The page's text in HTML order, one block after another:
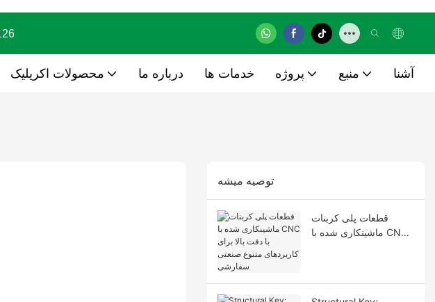
محصولات اکریلیک درباره ما خدمات ها پروژه منبع آشنا
توصيه ميشه
قطعات پلی کربنات
ماشینکاری شده با CNC